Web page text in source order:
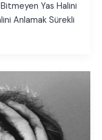
Yas Halini
Anlamak Sürekli